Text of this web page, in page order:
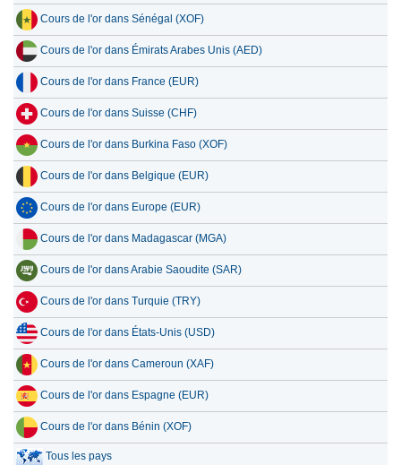
Cours de l'or dans Sénégal (XOF)
Cours de l'or dans Émirats Arabes Unis (AED)
Cours de l'or dans France (EUR)
Cours de l'or dans Suisse (CHF)
Cours de l'or dans Burkina Faso (XOF)
Cours de l'or dans Belgique (EUR)
Cours de l'or dans Europe (EUR)
Cours de l'or dans Madagascar (MGA)
Cours de l'or dans Arabie Saoudite (SAR)
Cours de l'or dans Turquie (TRY)
Cours de l'or dans États-Unis (USD)
Cours de l'or dans Cameroun (XAF)
Cours de l'or dans Espagne (EUR)
Cours de l'or dans Bénin (XOF)
Tous les pays